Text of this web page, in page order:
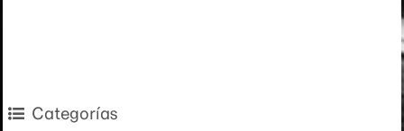
Categorías